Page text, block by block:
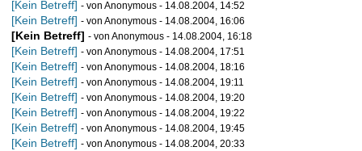
[Kein Betreff] - von Anonymous - 14.08.2004, 14:52
[Kein Betreff] - von Anonymous - 14.08.2004, 16:06
[Kein Betreff] - von Anonymous - 14.08.2004, 16:18
[Kein Betreff] - von Anonymous - 14.08.2004, 17:51
[Kein Betreff] - von Anonymous - 14.08.2004, 18:16
[Kein Betreff] - von Anonymous - 14.08.2004, 19:11
[Kein Betreff] - von Anonymous - 14.08.2004, 19:20
[Kein Betreff] - von Anonymous - 14.08.2004, 19:22
[Kein Betreff] - von Anonymous - 14.08.2004, 19:45
[Kein Betreff] - von Anonymous - 14.08.2004, 20:33